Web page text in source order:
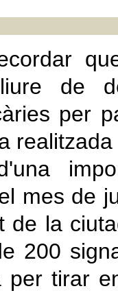
de
per
mes de
de la
200
per tirar